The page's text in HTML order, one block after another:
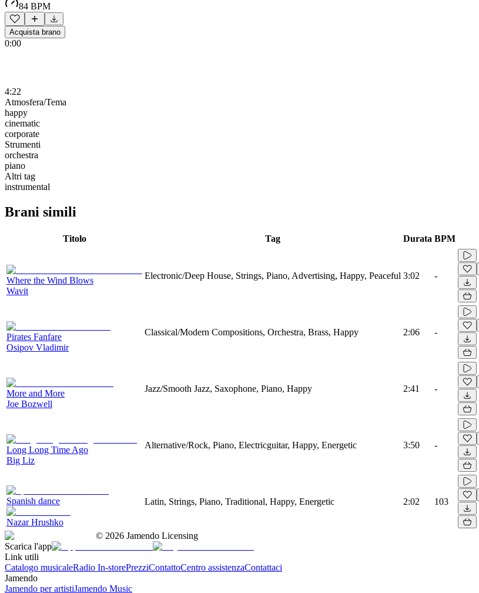
84 BPM
Acquista brano
0:00
4:22
Atmosfera/Tema
happy
cinematic
corporate
Strumenti
orchestra
piano
Altri tag
instrumental
Brani simili
Titolo Tag Durata BPM
Where the Wind Blows
Wavit
Electronic/Deep House, Strings, Piano, Advertising, Happy, Peaceful 3:02 -
Pirates Fanfare
Osipov Vladimir
Classical/Modern Compositions, Orchestra, Brass, Happy 2:06 -
More and More
Joe Bozwell
Jazz/Smooth Jazz, Saxophone, Piano, Happy 2:41 -
Long Long Time Ago
Big Liz
Alternative/Rock, Piano, Electricguitar, Happy, Energetic 3:50 -
Spanish dance
Nazar Hrushko
Latin, Strings, Piano, Traditional, Happy, Energetic 2:02 103
© 2026 Jamendo Licensing
Scarica l'app
Link utili
Catalogo musicaleRadio In-storePrezziContattoCentro assistenzaContattaci
Jamendo
Jamendo per artistiJamendo Music